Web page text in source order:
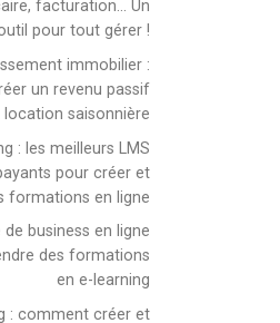
facturation… Un
pour tout gérer !
immobilier :
un revenu passif
location saisonnière
: les meilleurs LMS
pour créer et
formations en ligne
de business en ligne
des formations
en e-learning
: comment créer et